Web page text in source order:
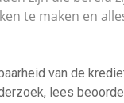
te maken en
van de
lees